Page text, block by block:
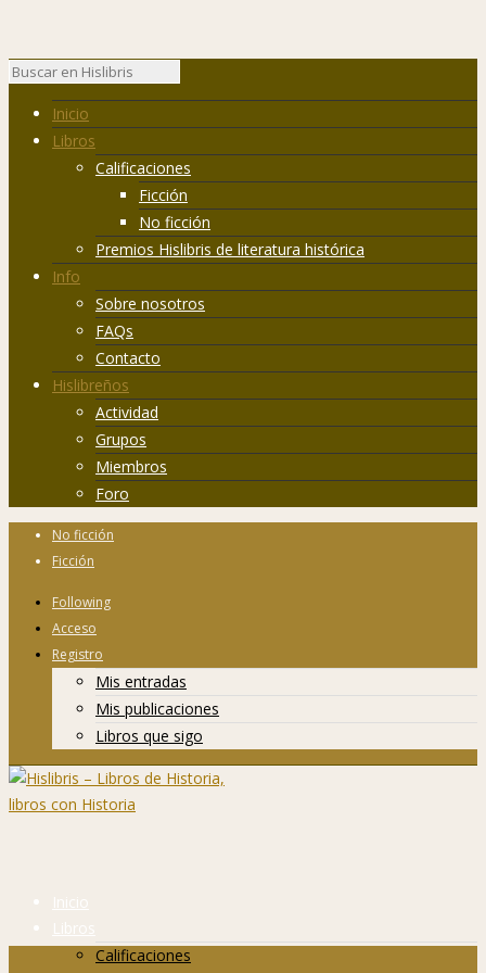
Inicio
Libros
Calificaciones
Ficción
No ficción
Premios Hislibris de literatura histórica
Info
Sobre nosotros
FAQs
Contacto
Hislibreños
Actividad
Grupos
Miembros
Foro
No ficción
Ficción
Following
Acceso
Registro
Mis entradas
Mis publicaciones
Libros que sigo
Inicio
Libros
Calificaciones